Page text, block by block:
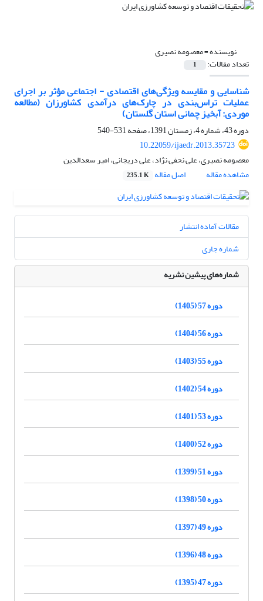
نویسنده =معصومه نصیری
تعداد مقالات: 1
شناسایی و مقایسه ویژگی‌های اقتصادی - اجتماعی مؤثر بر اجرای
عملیات تراس‌بندی در چارک‌های درآمدی کشاورزان (مطالعه
موردی: آبخیز چمانی استان گلستان)
دوره 43، شماره 4، زمستان 1391، صفحه
531-540
10.22059/ijaedr.2013.35723
معصومه نصیری، علی نحفی نژاد، علی دریجانی، امیر سعدالدین
مشاهده مقاله
اصل مقاله 235.1 K
مقالات آماده انتشار
شماره جاری
شماره‌های پیشین نشریه
دوره 57 (1405)
دوره 56 (1404)
دوره 55 (1403)
دوره 54 (1402)
دوره 53 (1401)
دوره 52 (1400)
دوره 51 (1399)
دوره 50 (1398)
دوره 49 (1397)
دوره 48 (1396)
دوره 47 (1395)